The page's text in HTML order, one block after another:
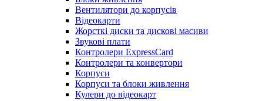
Вентилятори до корпусів
Відеокарти
Жорсткі диски та дискові масиви
Звукові плати
Контролери ExpressCard
Контролери та конвертори
Корпуси
Корпуси та блоки живлення
Кулери до відеокарт